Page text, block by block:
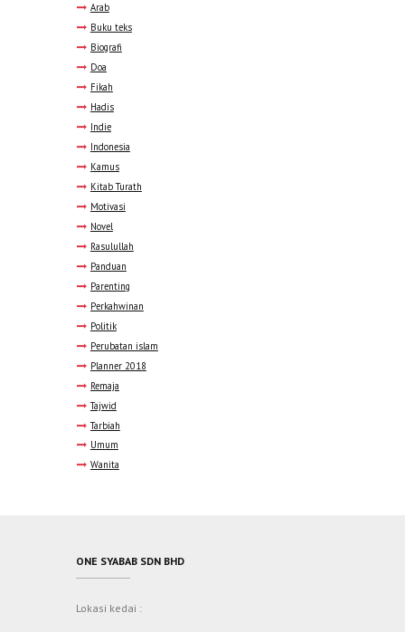
Arab
Buku teks
Biografi
Doa
Fikah
Hadis
Indie
Indonesia
Kamus
Kitab Turath
Motivasi
Novel
Rasulullah
Panduan
Parenting
Perkahwinan
Politik
Perubatan islam
Planner 2018
Remaja
Tajwid
Tarbiah
Umum
Wanita
ONE SYABAB SDN BHD
Lokasi kedai :